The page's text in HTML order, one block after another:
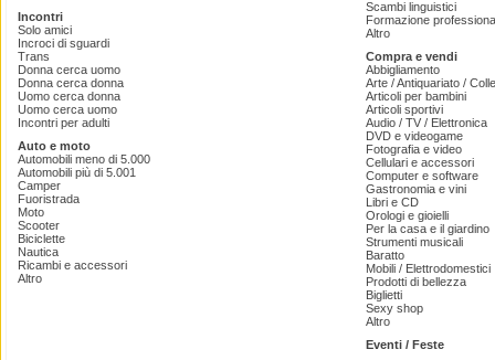
Incontri
Solo amici
Incroci di sguardi
Trans
Donna cerca uomo
Donna cerca donna
Uomo cerca donna
Uomo cerca uomo
Incontri per adulti
Auto e moto
Automobili meno di 5.000
Automobili più di 5.001
Camper
Fuoristrada
Moto
Scooter
Biciclette
Nautica
Ricambi e accessori
Altro
Scambi linguistici
Formazione
Altro
Compra e vendi
Abbigliamento
Arte / Antiquariato /
Articoli per bambini
Articoli sportivi
Audio / TV / Elettronica
DVD e videogame
Fotografia e video
Cellulari e accessori
Computer e software
Gastronomia e vini
Libri e CD
Orologi e gioielli
Per la casa e il giardino
Strumenti musicali
Baratto
Mobili / Elettrodomestici
Prodotti di bellezza
Biglietti
Sexy shop
Altro
Eventi / Feste